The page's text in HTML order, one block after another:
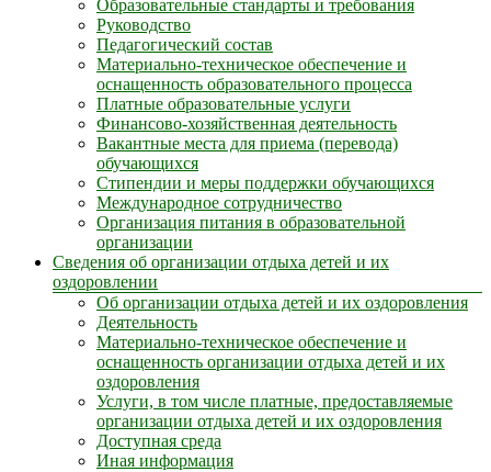
Образовательные стандарты и требования
Руководство
Педагогический состав
Материально-техническое обеспечение и
оснащенность образовательного процесса
Платные образовательные услуги
Финансово-хозяйственная деятельность
Вакантные места для приема (перевода)
обучающихся
Стипендии и меры поддержки обучающихся
Международное сотрудничество
Организация питания в образовательной
организации
Сведения об организации отдыха детей и их
оздоровлении
Об организации отдыха детей и их оздоровления
Деятельность
Материально-техническое обеспечение и
оснащенность организации отдыха детей и их
оздоровления
Услуги, в том числе платные, предоставляемые
организации отдыха детей и их оздоровления
Доступная среда
Иная информация